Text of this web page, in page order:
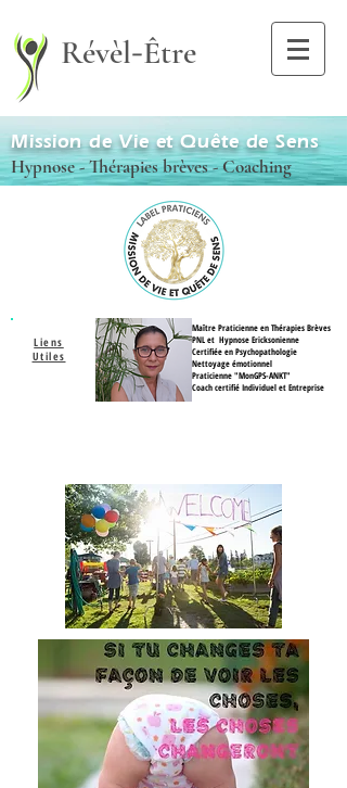
Révèl-Être
Mission de Vie et Quête de Sens
Hypnose - Thérapies brèves - Coaching
Liens
Utiles
Maître Praticienne en Thérapies Brèves
PNL et Hypnose Ericksonienne
Certifiée en Psychopathologie
Nettoyage émotionnel
Praticienne "MonGPS-ANKT"
CoachcertifiéIndividuel et Entreprise